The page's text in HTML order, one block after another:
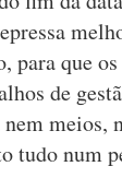
para que
de
meios,
tudo num